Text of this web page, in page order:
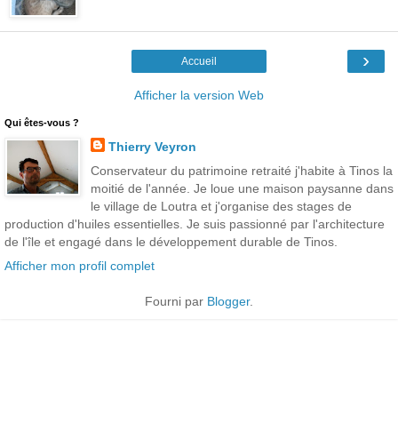
›
Accueil
Afficher la version Web
Qui êtes-vous ?
Thierry Veyron
Conservateur du patrimoine retraité j'habite à Tinos la
moitié de l'année. Je loue une maison paysanne dans
le village de Loutra et j'organise des stages de
production d'huiles essentielles. Je suis passionné par l'architecture
de l'île et engagé dans le développement durable de Tinos.
Afficher mon profil complet
Fourni par Blogger.